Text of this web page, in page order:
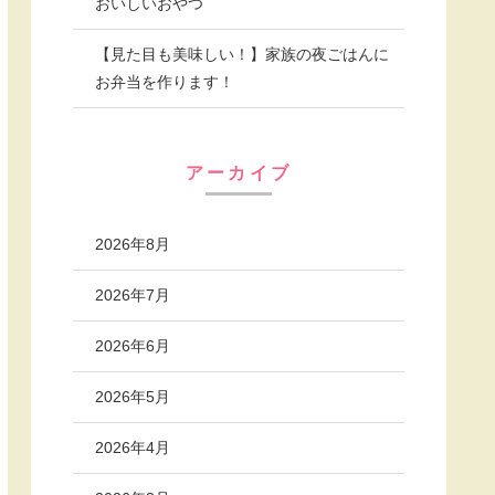
【見た目も美味しい！】家族の夜ごはんに
お弁当を作ります！
アーカイブ
2026年8月
2026年7月
2026年6月
2026年5月
2026年4月